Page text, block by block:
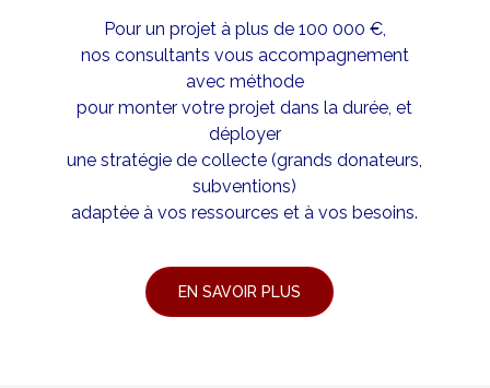
Pour un projet à plus de 100 000 €,
nos consultants vous accompagnement
avec méthode
pour monter votre projet dans la durée, et
déployer
une stratégie de collecte (grands donateurs,
subventions)
adaptée à vos ressources et à vos besoins.
EN SAVOIR PLUS